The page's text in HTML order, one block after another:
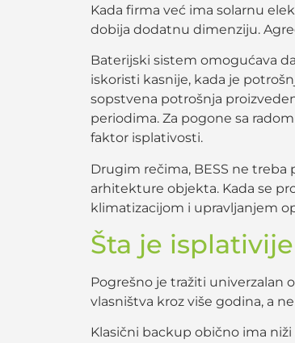
Kada firma već ima solarnu
dobija dodatnu dimenziju.
Baterijski sistem omogućava
iskoristi kasnije, kada je
sopstvena potrošnja
periodima. Za pogone sa
faktor isplativosti.
Drugim rečima, BESS ne
arhitekture objekta. Kada se
klimatizacijom i upravljanjem
Šta je
Pogrešno je tražiti univerzalan
vlasništva kroz više godina, a
Klasični backup obično ima